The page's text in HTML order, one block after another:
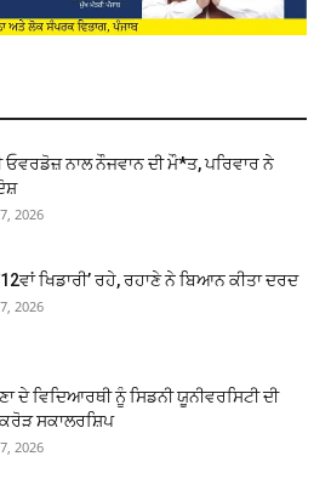
ਓਵਰਡੋਜ਼ ਨਾਲ ਨੌਜਵਾਨ ਦੀ ਮੌ*ਤ, ਪਰਿਵਾਰ ਨੇ
2026
ਖਿਡਾਰੀ’ ਰਹੇ, ਰਹਾਣੇ ਨੇ ਬਿਆਨ ਕੀਤਾ ਦਰਦ
2026
ਦੇ ਵਿਦਿਆਰਥੀ ਨੂੰ ਸਿਡਨੀ ਯੂਨੀਵਰਸਿਟੀ ਦੀ
ਸਕਾਲਰਸ਼ਿਪ
2026